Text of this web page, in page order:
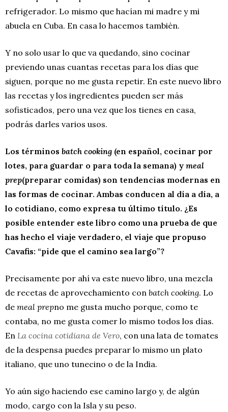
refrigerador. Lo mismo que hacían mi madre y mi
abuela en Cuba. En casa lo hacemos también.
Y no solo usar lo que va quedando, sino cocinar
previendo unas cuantas recetas para los días que
siguen, porque no me gusta repetir. En este nuevo libro
las recetas y los ingredientes pueden ser más
sofisticados, pero una vez que los tienes en casa,
podrás darles varios usos.
Los términos batch cooking (en español, cocinar por
lotes, para guardar o para toda la semana) y meal
prep(preparar comidas) son tendencias modernas en
las formas de cocinar. Ambas conducen al día a día, a
lo cotidiano, como expresa tu último título. ¿Es
posible entender este libro como una prueba de que
has hecho el viaje verdadero, el viaje que propuso
Cavafis: “pide que el camino sea largo”?
Precisamente por ahí va este nuevo libro, una mezcla
de recetas de aprovechamiento con batch cooking. Lo
de meal prepno me gusta mucho porque, como te
contaba, no me gusta comer lo mismo todos los días.
En La cocina cotidiana de Vero, con una lata de tomates
de la despensa puedes preparar lo mismo un plato
italiano, que uno tunecino o de la India.
Yo aún sigo haciendo ese camino largo y, de algún
modo, cargo con la Isla y su peso.